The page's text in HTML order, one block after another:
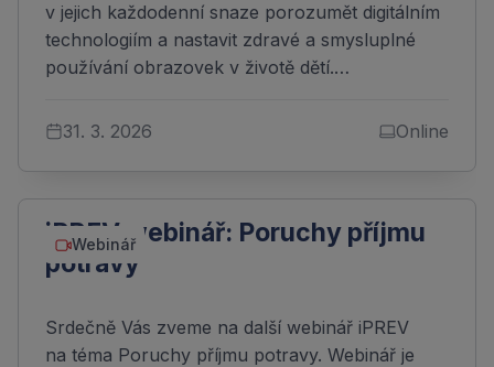
v jejich každodenní snaze porozumět digitálním
technologiím a nastavit zdravé a smysluplné
používání obrazovek v životě dětí.…
31. 3. 2026 Online
Webinář
iPREV webinář: Poruchy příjmu
potravy
Srdečně Vás zveme na další webinář iPREV
na téma Poruchy příjmu potravy. Webinář je